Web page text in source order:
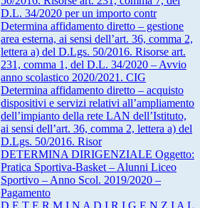
D.L. 34/2020 per un importo contr
Determina affidamento diretto – gestione
area esterna, ai sensi dell’art. 36, comma 2,
lettera a) del D.Lgs. 50/2016. Risorse art.
231, comma 1, del D.L. 34/2020 – Avvio
anno scolastico 2020/2021. CIG
Determina affidamento diretto – acquisto
dispositivi e servizi relativi all’ampliamento
dell’impianto della rete LAN dell’Istituto,
ai sensi dell’art. 36, comma 2, lettera a) del
D.Lgs. 50/2016. Risor
DETERMINA DIRIGENZIALE Oggetto:
Pratica Sportiva-Basket – Alunni Liceo
Sportivo – Anno Scol. 2019/2020 –
Pagamento